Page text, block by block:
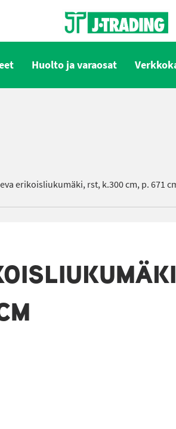
Huolto ja varaosat
erikoisliukumäki, rst, k.300 cm, p. 671